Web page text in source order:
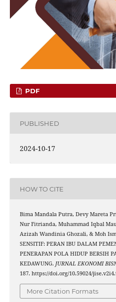
PDF
PUBLISHED
2024-10-17
HOW TO CITE
Bima Mandala Putra, Devy Mareta
Nur Fitrianda, Muhammad Iqbal
Azizah Wandinia Ghozali, & Moh
SENSITIF: PERAN IBU DALAM
PENERAPAN POLA HIDUP BERSIH
KEDAWUNG. JURNAL EKONOMI
187. https://doi.org/10.59024/
More Citation Formats